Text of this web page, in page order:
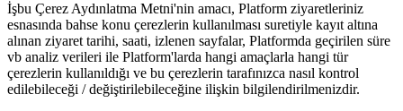
İşbu Çerez Aydınlatma Metni'nin amacı, Platform ziyaretleriniz
esnasında bahse konu çerezlerin kullanılması suretiyle kayıt altına
alınan ziyaret tarihi, saati, izlenen sayfalar, Platformda geçirilen süre
vb analiz verileri ile Platform'larda hangi amaçlarla hangi tür
çerezlerin kullanıldığı ve bu çerezlerin tarafınızca nasıl kontrol
edilebileceği / değiştirilebileceğine ilişkin bilgilendirilmenizdir.